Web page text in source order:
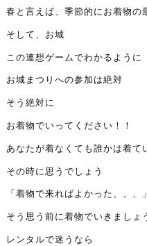
春と言えば、季節的にお着物の
そして、お城
この連想ゲームでわかるように
お城まつりへの参加は絶対
そう絶対に
お着物でいってください！！
あなたが着なくても誰かは着て
その時に思うでしょう
「着物で来ればよかった、、、」
そう思う前に着物でいきましょ
レンタルで迷うなら